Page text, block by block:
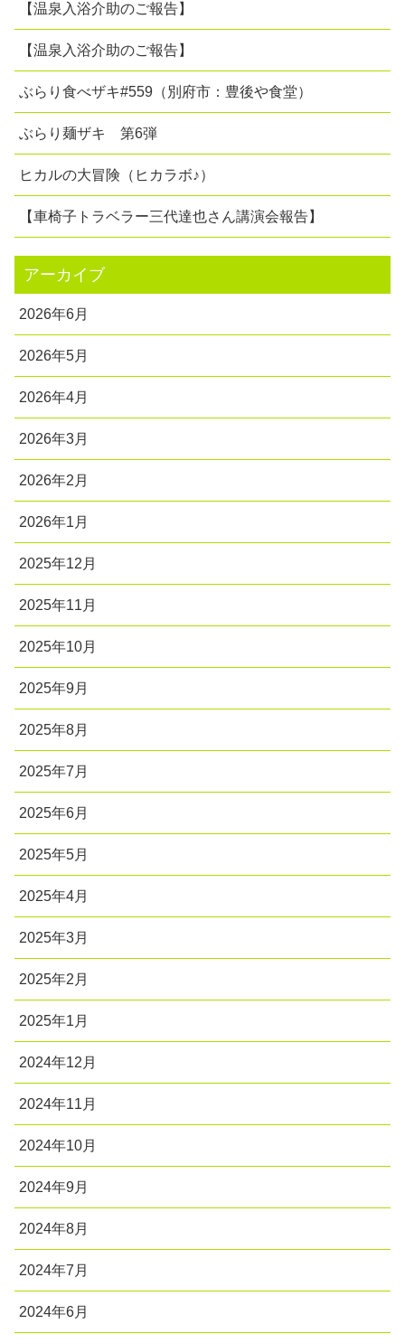
【温泉入浴介助のご報告】
【温泉入浴介助のご報告】
ぶらり食べザキ#559（別府市：豊後や食堂）
ぶらり麺ザキ 第6弾
ヒカルの大冒険（ヒカラボ♪）
【車椅子トラベラー三代達也さん講演会報告】
アーカイブ
2026年6月
2026年5月
2026年4月
2026年3月
2026年2月
2026年1月
2025年12月
2025年11月
2025年10月
2025年9月
2025年8月
2025年7月
2025年6月
2025年5月
2025年4月
2025年3月
2025年2月
2025年1月
2024年12月
2024年11月
2024年10月
2024年9月
2024年8月
2024年7月
2024年6月